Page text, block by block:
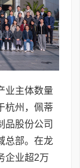
业主体数量
杭州，佩蒂
品股份公司
总部。在龙
企业超2万